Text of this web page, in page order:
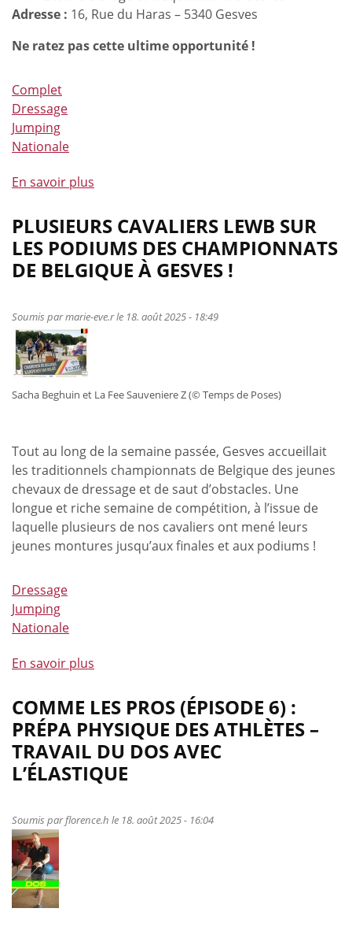
Adresse : 16, Rue du Haras – 5340 Gesves
Ne ratez pas cette ultime opportunité !
Complet
Dressage
Jumping
Nationale
En savoir plus
de
Dernière
chance
de
votre
Challenges
PLUSIEURS CAVALIERS LEWB SUR
LES PODIUMS DES CHAMPIONNATS
DE BELGIQUE À GESVES !
Soumis parmarie-eve.rle 18. août 2025 - 18:49
Sacha Beghuin et La Fee Sauveniere Z (© Temps de Poses)
Tout au long de la semaine passée, Gesves accueillait
les traditionnels championnats de Belgique des jeunes
chevaux de dressage et de saut d’obstacles. Une
longue et riche semaine de compétition, à l’issue de
laquelle plusieurs de nos cavaliers ont mené leurs
jeunes montures jusqu’aux finales et aux podiums !
Dressage
Jumping
Nationale
En savoir plus
de
Plusieurs
cavaliers
LEWB
sur
podiums
COMME LES PROS (ÉPISODE 6) :
PRÉPA PHYSIQUE DES ATHLÈTES –
TRAVAIL DU DOS AVEC
L’ÉLASTIQUE
Soumis parflorence.h le 18. août 2025 - 16:04